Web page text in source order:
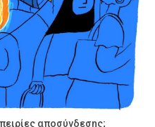
αποσύνδεσης;